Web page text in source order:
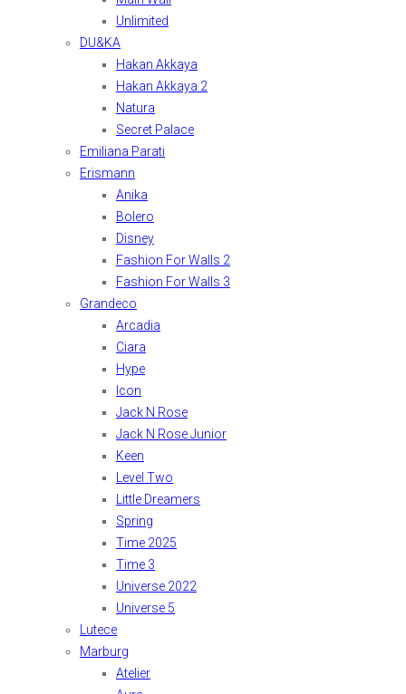
Unlimited
DU&KA
Hakan Akkaya
Hakan Akkaya 2
Natura
Secret Palace
Emiliana Parati
Erismann
Anika
Bolero
Disney
Fashion For Walls 2
Fashion For Walls 3
Grandeco
Arcadia
Ciara
Hype
Icon
Jack N Rose
Jack N Rose Junior
Keen
Level Two
Little Dreamers
Spring
Time 2025
Time 3
Universe 2022
Universe 5
Lutece
Marburg
Atelier